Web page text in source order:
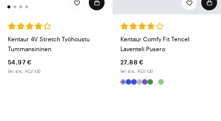
materiaalit ja älykkäät yksityiskohdat helpottavat arkea.
Kentaur Colour Line
– Raikkaita värejä, toimivuutta ja mukavuutta
Kollektio, joka tekee työpäivästä hieman hauskemman – ja hieman
Kentaur Comfy Fit
– Kehitetty hoitohenkilökunnalle, joka tarvitsee
pitkäkestoista mukavuutta kovassa tahdissa. Kevyt kangas tekee
Kentaur 4V Stretch Työhoustu
Tummansininen
54,97 €
(ei sis. ALV:tä)
Kentaur Comfy Fit Tencel
Laventeli Pusero
27,88 €
(ei sis. ALV:tä)